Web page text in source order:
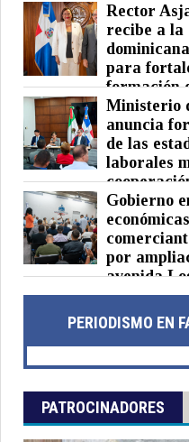
Rector
recibe a la
para
formación
Posted on 05 Aug 2026 - 0 Comments
Ministerio
anuncia
de las
laborales
República
Posted on 05 Aug 2026 - 0 Comments
Gobierno
por
avenida
en Manoguayabo
Posted on 04 Aug 2026 - 0 Comments
PERIODISMO EN
PATROCINADORES